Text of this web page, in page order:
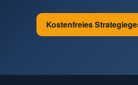
Kostenfreies